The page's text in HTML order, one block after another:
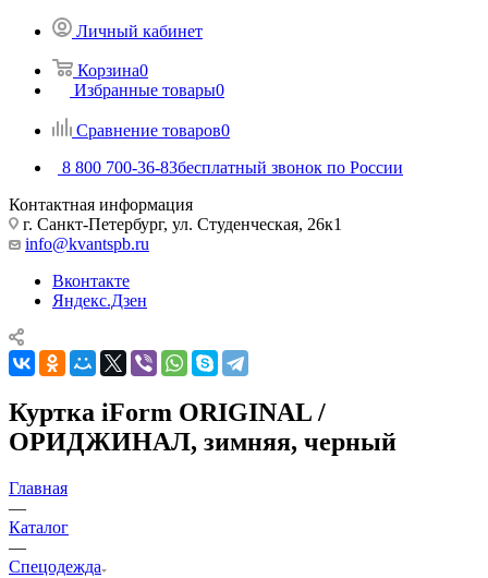
Личный кабинет
Корзина0
Избранные товары0
Сравнение товаров0
8 800 700-36-83бесплатный звонок по России
Контактная информация
г. Санкт-Петербург, ул. Студенческая, 26к1
info@kvantspb.ru
Вконтакте
Яндекс.Дзен
Куртка iForm ORIGINAL /
ОРИДЖИНАЛ, зимняя, черный
Главная
—
Каталог
—
Спецодежда